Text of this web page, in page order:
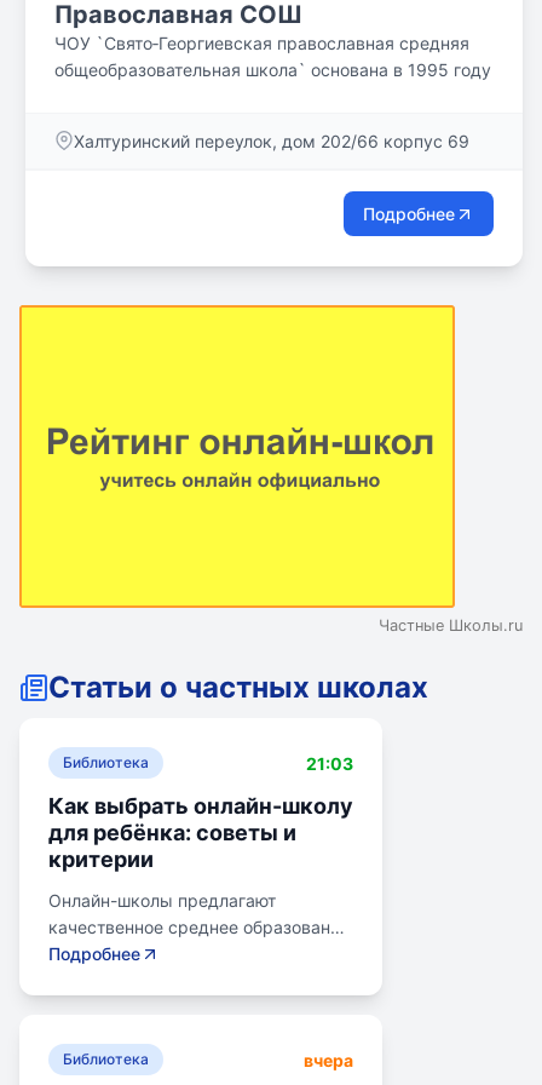
Православная СОШ
ЧОУ `Свято‐Георгиевская православная средняя
общеобразовательная школа` основана в 1995 году
Халтуринский переулок, дом 202/66 корпус 69
Подробнее
Частные Школы.ru
Статьи о частных школах
Библиотека 21:03
Как выбрать онлайн-школу
для ребёнка: советы и
критерии
Онлайн-школы предлагают
качественное среднее образование
без привязки к району. Важно
предпочитаемую нагрузку. Важно
Подробнее
Библиотека вчера